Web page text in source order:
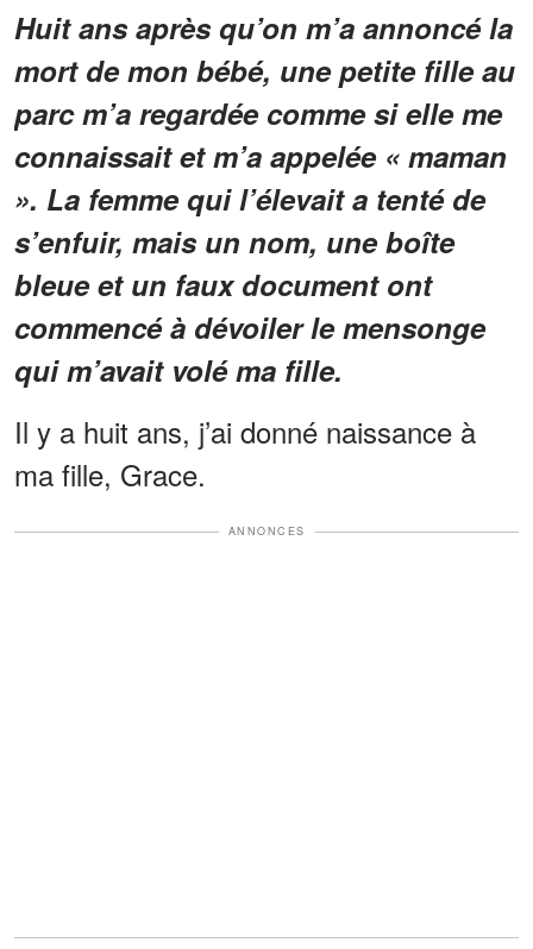
Huit ans après qu’on m’a annoncé la
mort de mon bébé, une petite fille au
parc m’a regardée comme si elle me
connaissait et m’a appelée « maman
». La femme qui l’élevait a tenté de
s’enfuir, mais un nom, une boîte
bleue et un faux document ont
commencé à dévoiler le mensonge
qui m’avait volé ma fille.
Il y a huit ans, j’ai donné naissance à
ma fille, Grace.
ANNONCES